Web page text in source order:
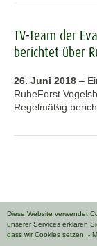
Diese Website verwendet
unserer Services erklären
dass wir Cookies setzen. -
TV-Team der
berichtet über
26. Juni 2018 –
RuheForst
Regelmäßig